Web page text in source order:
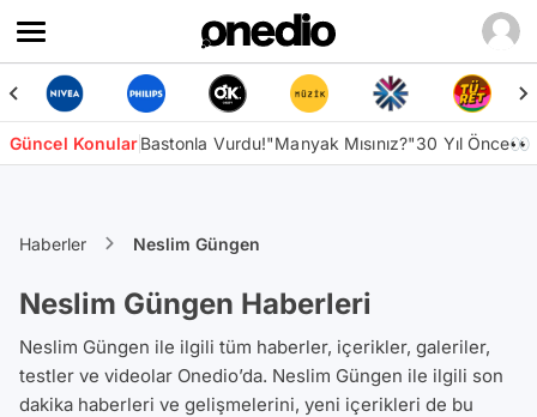
Güncel KonularBastonla Vurdu!"Manyak Mısınız?"30 Yıl Önce👀
Haberler Neslim Güngen
Neslim Güngen Haberleri
Neslim Güngen ile ilgili tüm haberler, içerikler, galeriler,
testler ve videolar Onedio’da. Neslim Güngen ile ilgili son
dakika haberleri ve gelişmelerini, yeni içerikleri de bu